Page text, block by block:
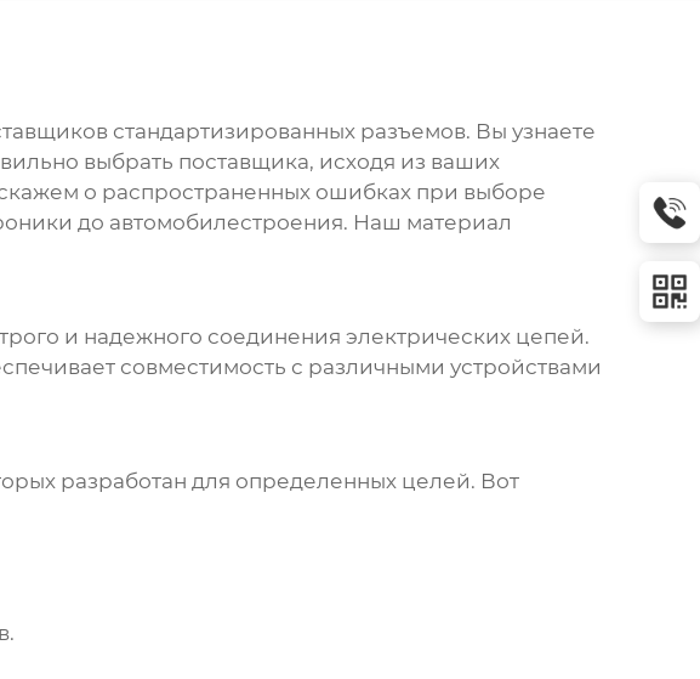
стандартизированных разъемов. Вы узнаете
выбрать поставщика, исходя из ваших
о распространенных ошибках при выборе
до автомобилестроения. Наш материал
и надежного соединения электрических цепей.
совместимость с различными устройствами
разработан для определенных целей. Вот